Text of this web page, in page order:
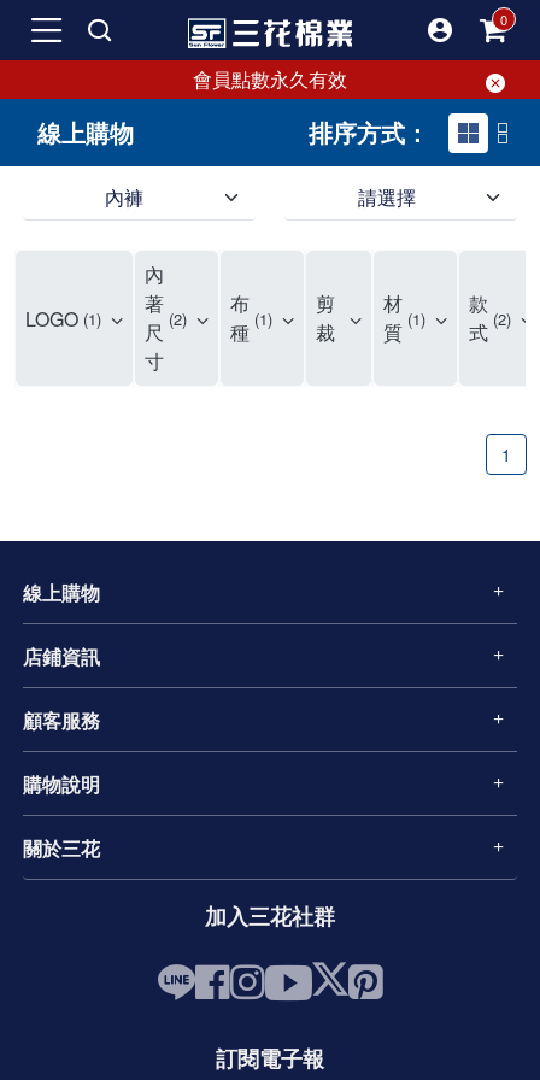
會員點數永久有效
線上購物 排序方式：
內褲 請選擇
LOGO 1
內
著
尺
寸
2
布
種 1
剪
裁
材
質 1
款
式 2
1
線上購物
店鋪資訊
顧客服務
購物說明
關於三花
加入三花社群
訂閱電子報